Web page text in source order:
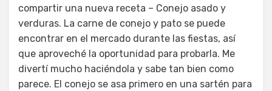
compartir una nueva receta – Conejo asado y
verduras. La carne de conejo y pato se puede
encontrar en el mercado durante las fiestas, así
que aproveché la oportunidad para probarla. Me
divertí mucho haciéndola y sabe tan bien como
parece. El conejo se asa primero en una sartén para